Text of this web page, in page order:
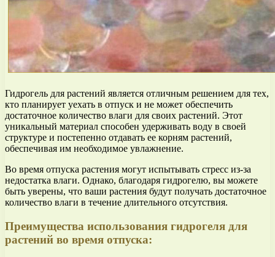
Гидрогель для растений является отличным решением для тех,
кто планирует уехать в отпуск и не может обеспечить
достаточное количество влаги для своих растений. Этот
уникальный материал способен удерживать воду в своей
структуре и постепенно отдавать ее корням растений,
обеспечивая им необходимое увлажнение.
Во время отпуска растения могут испытывать стресс из-за
недостатка влаги. Однако, благодаря гидрогелю, вы можете
быть уверены, что ваши растения будут получать достаточное
количество влаги в течение длительного отсутствия.
Преимущества использования гидрогеля для
растений во время отпуска: